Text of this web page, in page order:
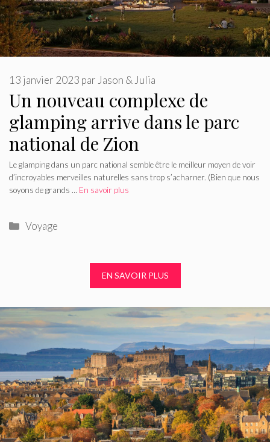
Un nouveau complexe de
glamping arrive dans le parc
national de Zion
13 janvier 2023 par Jason & Julia
Le glamping dans un parc national semble être le meilleur moyen de voir
d’incroyables merveilles naturelles sans trop s’acharner. (Bien que nous
soyons de grands … En savoir plus
Catégories
Voyage
EN SAVOIR PLUS